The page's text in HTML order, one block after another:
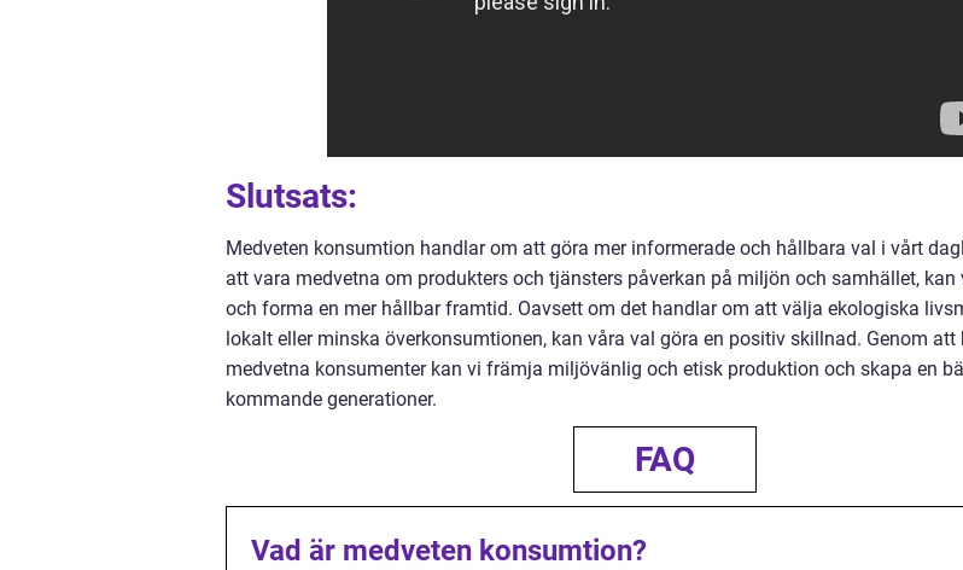
Slutsats:
Medveten konsumtion handlar om att göra mer informerade och hållbara val i vårt
att vara medvetna om produkters och tjänsters påverkan på miljön och samhället, kan
och forma en mer hållbar framtid. Oavsett om det handlar om att välja ekologiska
lokalt eller minska överkonsumtionen, kan våra val göra en positiv skillnad. Genom att
medvetna konsumenter kan vi främja miljövänlig och etisk produktion och skapa en
kommande generationer.
FAQ
Vad är medveten konsumtion?